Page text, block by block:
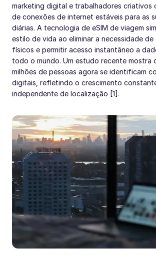
marketing digital e trabalhadores criativos
de conexões de internet estáveis para as
diárias. A tecnologia de eSIM de viagem
estilo de vida ao eliminar a necessidade de
físicos e permitir acesso instantâneo a
todo o mundo. Um estudo recente mostra
milhões de pessoas agora se identificam
digitais, refletindo o crescimento
independente de localização [1].